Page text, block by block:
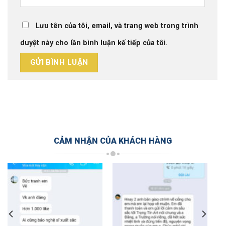
Lưu tên của tôi, email, và trang web trong trình
duyệt này cho lần bình luận kế tiếp của tôi.
CẢM NHẬN CỦA KHÁCH HÀNG